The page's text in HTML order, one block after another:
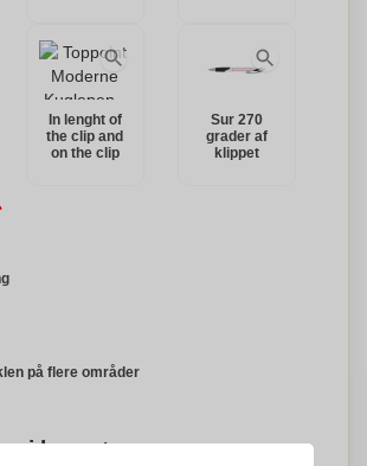
In lenght of
the clip and
on the clip
Sur 270
grader af
klippet
på flere områder
i logoet